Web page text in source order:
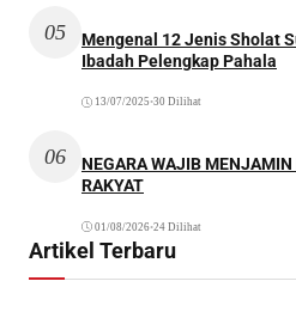
05
Mengenal 12 Jenis Sholat
Ibadah Pelengkap Pahala
13/07/2025 •30 Dilihat
06
NEGARA WAJIB
RAKYAT
01/08/2026•24 Dilihat
Artikel Terbaru